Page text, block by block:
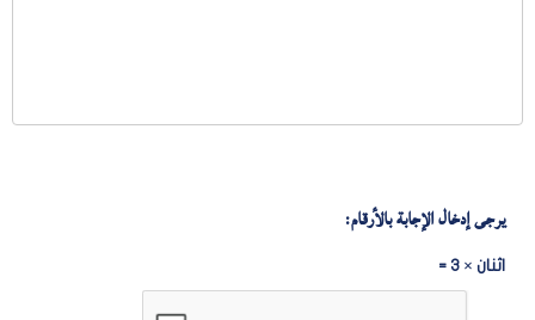
يرجى إدخال الإجابة بالأرقام:
اثنان × 3 =